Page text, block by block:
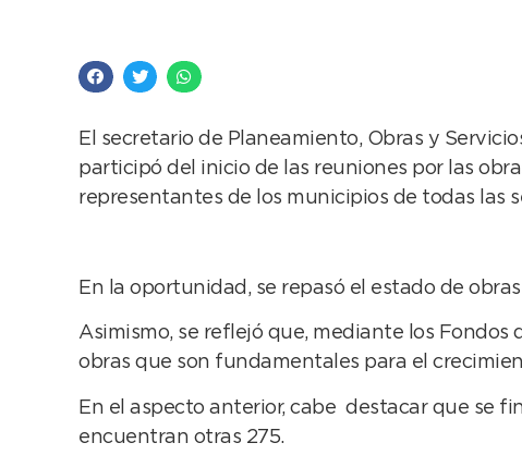
El secretario de Planeamiento, Obras y
participó del inicio de las reuniones por las
representantes de los municipios de todas las
En la oportunidad, se repasó el estado de
Asimismo, se reflejó que, mediante los Fondos
obras que son fundamentales para el
En el aspecto anterior, cabe destacar que se
encuentran otras 275.